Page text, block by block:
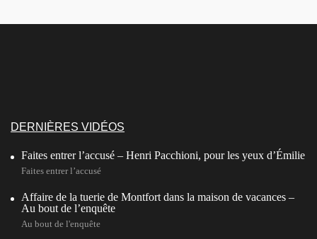
DERNIÈRES VIDÉOS
Faites entrer l’accusé – Henri Pacchioni, pour les yeux d’Émilie
Faites entrer l’accusé
Affaire de la tuerie de Montfort dans la maison de vacances –
Au bout de l’enquête
Au bout de l'enquête